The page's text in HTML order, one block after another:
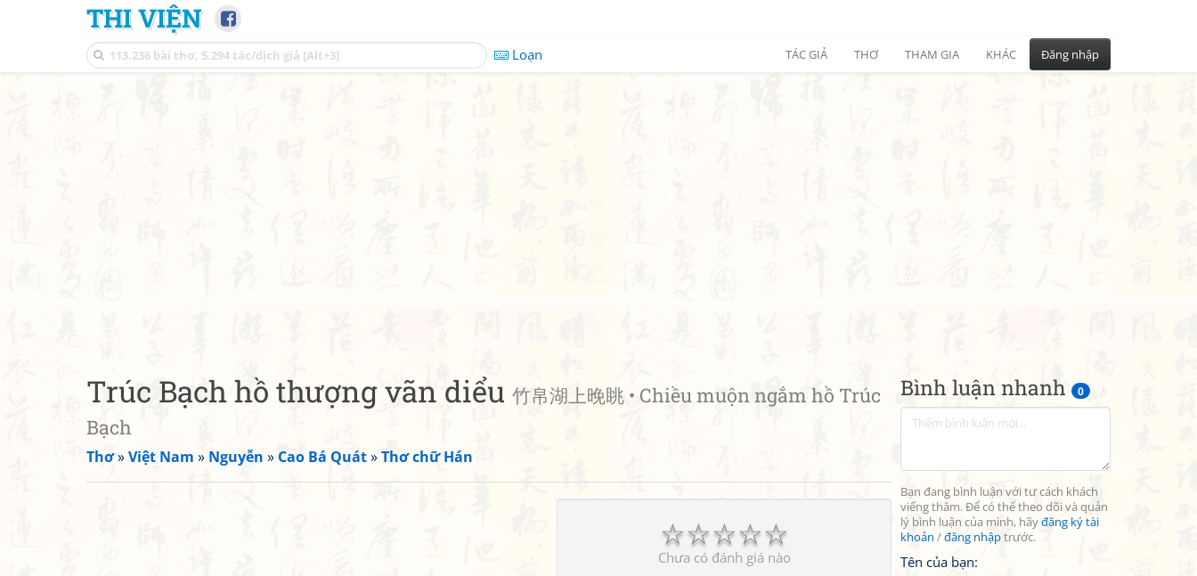
THI VIỆN
Loạn TÁC GIẢ THƠ THAM GIA KHÁC Đăng nhập
Bình luận nhanh 0
Bạn đang bình luận với tư cách khách
viếng thăm. Để có thể theo dõi và quản
lý bình luận của mình, hãyđăng ký tài
khoản /đăng nhậptrước.
Tên của bạn:
Trúc Bạch hồ thượng vãn diểu 竹帛湖上晚眺 • Chiều muộn ngắm hồ Trúc
Bạch
Thơ»Việt Nam » Nguyễn » Cao Bá Quát»Thơ chữ Hán
☆
☆
☆
☆
☆
Chưa có đánh giá nào